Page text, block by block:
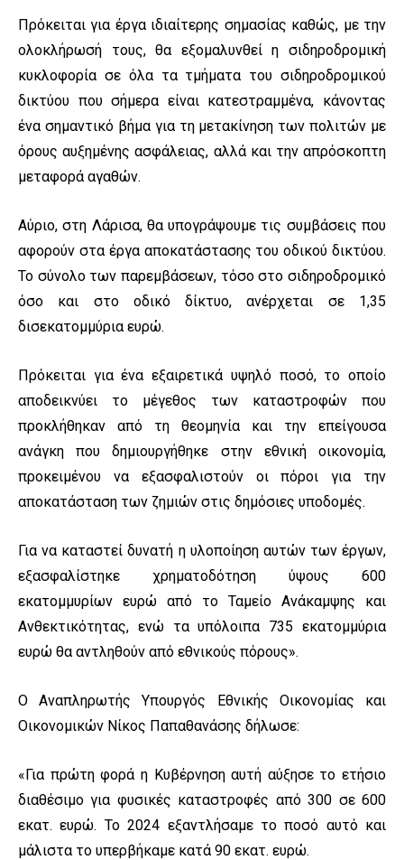
Πρόκειται για έργα ιδιαίτερης σημασίας καθώς, με την
ολοκλήρωσή τους, θα εξομαλυνθεί η σιδηροδρομική
κυκλοφορία σε όλα τα τμήματα του σιδηροδρομικού
δικτύου που σήμερα είναι κατεστραμμένα, κάνοντας
ένα σημαντικό βήμα για τη μετακίνηση των πολιτών με
όρους αυξημένης ασφάλειας, αλλά και την απρόσκοπτη
μεταφορά αγαθών.
Αύριο, στη Λάρισα, θα υπογράψουμε τις συμβάσεις που
αφορούν στα έργα αποκατάστασης του οδικού δικτύου.
Το σύνολο των παρεμβάσεων, τόσο στο σιδηροδρομικό
όσο και στο οδικό δίκτυο, ανέρχεται σε 1,35
δισεκατομμύρια ευρώ.
Πρόκειται για ένα εξαιρετικά υψηλό ποσό, το οποίο
αποδεικνύει το μέγεθος των καταστροφών που
προκλήθηκαν από τη θεομηνία και την επείγουσα
ανάγκη που δημιουργήθηκε στην εθνική οικονομία,
προκειμένου να εξασφαλιστούν οι πόροι για την
αποκατάσταση των ζημιών στις δημόσιες υποδομές.
Για να καταστεί δυνατή η υλοποίηση αυτών των έργων,
εξασφαλίστηκε χρηματοδότηση ύψους 600
εκατομμυρίων ευρώ από το Ταμείο Ανάκαμψης και
Ανθεκτικότητας, ενώ τα υπόλοιπα 735 εκατομμύρια
ευρώ θα αντληθούν από εθνικούς πόρους».
Ο Αναπληρωτής Υπουργός Εθνικής Οικονομίας και
Οικονομικών Νίκος Παπαθανάσης δήλωσε:
«Για πρώτη φορά η Κυβέρνηση αυτή αύξησε το ετήσιο
διαθέσιμο για φυσικές καταστροφές από 300 σε 600
εκατ. ευρώ. Το 2024 εξαντλήσαμε το ποσό αυτό και
μάλιστα το υπερβήκαμε κατά 90 εκατ. ευρώ.